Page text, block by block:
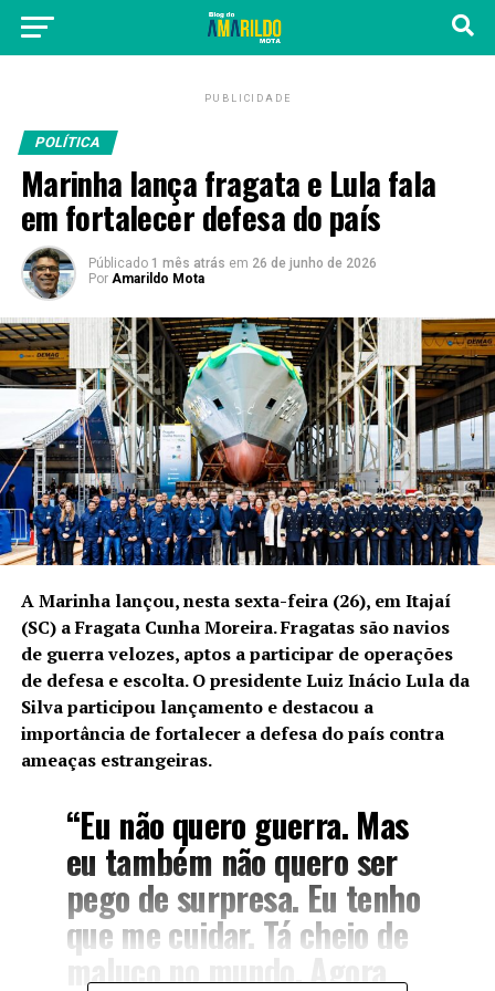
PUBLICIDADE
POLÍTICA
Marinha lança fragata e Lula fala
em fortalecer defesa do país
Públicado 1 mês atrás em 26 de junho de 2026
Por Amarildo Mota
A Marinha lançou, nesta sexta-feira (26), em Itajaí
(SC) a Fragata Cunha Moreira. Fragatas são navios
de guerra velozes, aptos a participar de operações
de defesa e escolta. O presidente Luiz Inácio Lula da
Silva participou lançamento e destacou a
importância de fortalecer a defesa do país contra
ameaças estrangeiras.
“Eu não quero guerra. Mas
eu também não quero ser
pego de surpresa. Eu tenho
que me cuidar. Tá cheio de
maluco no mundo. Agora